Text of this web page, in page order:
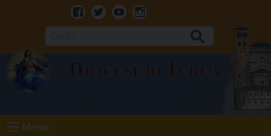
Facebook
TwitterYoutubeInstagram
Diocesi di Ivrea
Menu